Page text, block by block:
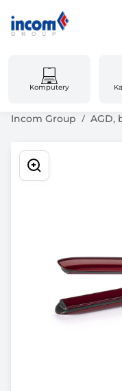
Komputery
Incom Group AGD,